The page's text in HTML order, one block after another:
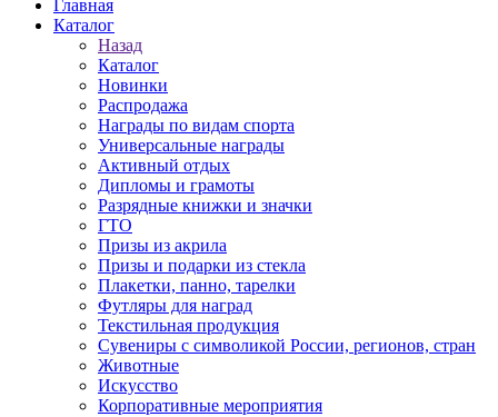
Главная
Каталог
Назад
Каталог
Новинки
Распродажа
Награды по видам спорта
Универсальные награды
Активный отдых
Дипломы и грамоты
Разрядные книжки и значки
ГТО
Призы из акрила
Призы и подарки из стекла
Плакетки, панно, тарелки
Футляры для наград
Текстильная продукция
Сувениры с символикой России, регионов, стран
Животные
Искусство
Корпоративные мероприятия